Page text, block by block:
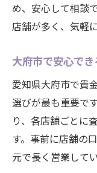
め、安心して相談
店舗が多く、気軽
大府市で安心で
愛知県大府市で貴
選びが最も重要で
り、各店舗ごとに
す。事前に店舗の
元で長く営業して